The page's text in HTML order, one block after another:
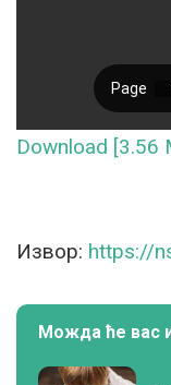
Download [3.56
Извор: https://
Можда ће вас